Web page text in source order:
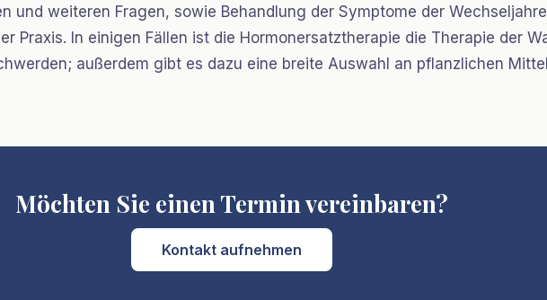
und weiteren Fragen, sowie Behandlung der Symptome der
Praxis. In einigen Fällen ist die Hormonersatztherapie die Therapie der
außerdem gibt es dazu eine breite Auswahl an pflanzlichen
Möchten Sie einen Termin vereinbaren?
Kontakt aufnehmen